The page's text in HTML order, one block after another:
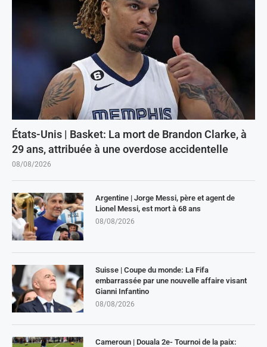
États-Unis | Basket: La mort de Brandon Clarke, à
29 ans, attribuée à une overdose accidentelle
08/08/2026
Argentine | Jorge Messi, père et agent de
Lionel Messi, est mort à 68 ans
08/08/2026
Suisse | Coupe du monde: La Fifa
embarrassée par une nouvelle affaire visant
Gianni Infantino
08/08/2026
Cameroun | Douala 2e- Tournoi de la paix: